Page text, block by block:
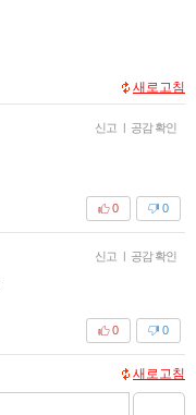
새로고침
신고 | 공감 확인
0
0
신고 | 공감 확인
0
0
새로고침